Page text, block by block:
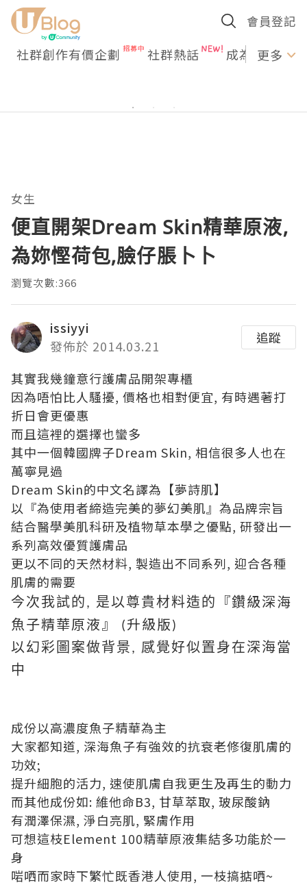
會員登記
社群創作有價企劃 社群熱話 成為U更多
女生
便直開架Dream Skin精華原液,
為妳慳荷包,臉仔脹卜卜
瀏覽次數:366
issiyyi
發佈於 2014.03.21
追蹤
其實我幾鐘意行護膚品開架專櫃
因為唔怕比人騷擾, 價格也相對便宜, 有時遇著打
折日會更優惠
而且這裡的選擇也蠻多
其中一個韓國牌子Dream Skin, 相信很多人也在
萬寧見過
Dream Skin的中文名譯為【夢詩肌】
以『為使用者締造完美的夢幻美肌』為品牌宗旨
結合醫學美肌科研及植物草本學之優點, 研發出一
系列高效優質護膚品
更以不同的天然材料, 製造出不同系列, 迎合各種
肌膚的需要
今次我試的, 是以尊貴材料造的
『鑽級深海
魚子精華原液』
( 升級版 )
以幻彩圖案做背景, 感覺好似置身在深海當
中
成份以高濃度魚子精華為主
大家都知道, 深海魚子有強效的抗衰老修復肌膚的
功效;
提升細胞的活力, 速使肌膚自我更生及再生的動力
而其他成份如: 維他命B3, 甘草萃取, 玻尿酸鈉
有潤澤保濕, 淨白亮肌, 緊膚作用
可想這枝Element 100精華原液集結多功能於一
身
啱哂而家時下繁忙既香港人使用, 一枝搞掂哂~